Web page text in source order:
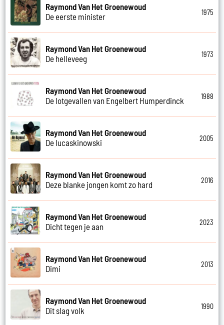
Raymond Van Het Groenewoud
De eerste minister
1975
Raymond Van Het Groenewoud
De helleveeg
1973
Raymond Van Het Groenewoud
De lotgevallen van Engelbert Humperdinck
1988
Raymond Van Het Groenewoud
De lucaskinowski
2005
Raymond Van Het Groenewoud
Deze blanke jongen komt zo hard
2016
Raymond Van Het Groenewoud
Dicht tegen je aan
2023
Raymond Van Het Groenewoud
Dimi
2013
Raymond Van Het Groenewoud
Dit slag volk
1990